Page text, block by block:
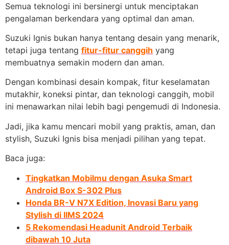
Semua teknologi ini bersinergi untuk menciptakan
pengalaman berkendara yang optimal dan aman.
Suzuki Ignis bukan hanya tentang desain yang menarik,
tetapi juga tentang fitur-fitur canggih yang
membuatnya semakin modern dan aman.
Dengan kombinasi desain kompak, fitur keselamatan
mutakhir, koneksi pintar, dan teknologi canggih, mobil
ini menawarkan nilai lebih bagi pengemudi di Indonesia.
Jadi, jika kamu mencari mobil yang praktis, aman, dan
stylish, Suzuki Ignis bisa menjadi pilihan yang tepat.
Baca juga:
Tingkatkan Mobilmu dengan Asuka Smart
Android Box S-302 Plus
Honda BR-V N7X Edition, Inovasi Baru yang
Stylish di IIMS 2024
5 Rekomendasi Headunit Android Terbaik
dibawah 10 Juta